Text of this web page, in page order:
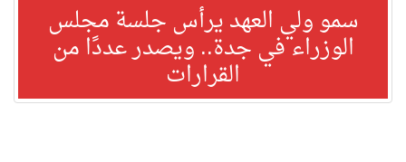
سمو ولي العهد يرأس جلسة مجلس
الوزراء في جدة.. ويصدر عددًا من
القرارات